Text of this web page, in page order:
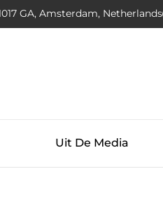
GA, Amsterdam, Netherlands
Uit De Media